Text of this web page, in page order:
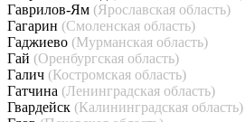
Гаврилов-Ям (Ярославская область)
Гагарин (Смоленская область)
Гаджиево (Мурманская область)
Гай (Оренбургская область)
Галич (Костромская область)
Гатчина (Ленинградская область)
Гвардейск (Калининградская область)